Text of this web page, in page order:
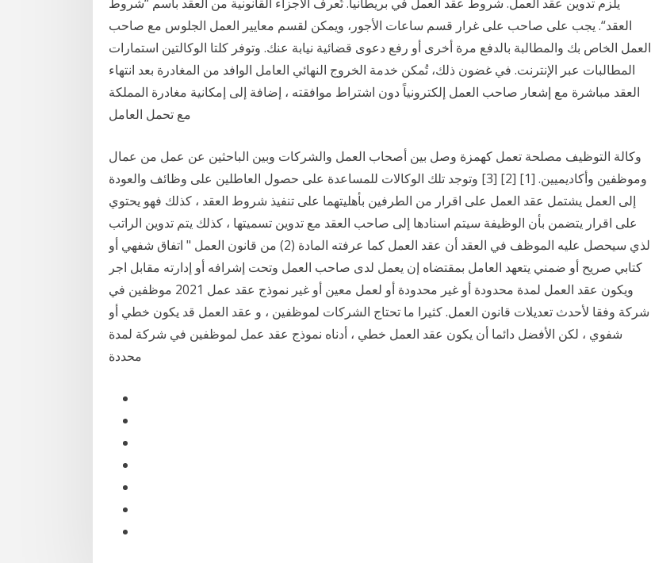
العقد“. يجب على صاحب على غرار قسم ساعات الأجور، ويمكن لقسم معايير العمل الجلوس مع صاحب
العمل الخاص بك والمطالبة بالدفع مرة أخرى أو رفع دعوى قضائية نيابة عنك. وتوفر كلتا الوكالتين استمارات
المطالبات عبر الإنترنت. في غضون ذلك، تُمكن خدمة الخروج النهائي العامل الوافد من المغادرة بعد انتهاء
العقد مباشرة مع إشعار صاحب العمل إلكترونياً دون اشتراط موافقته ، إضافة إلى إمكانية مغادرة المملكة
مع تحمل العامل
وكالة التوظيف مصلحة تعمل كهمزة وصل بين أصحاب العمل والشركات وبين الباحثين عن عمل من عمال
وموظفين وأكاديميين. [1] [2] [3] وتوجد تلك الوكالات للمساعدة على حصول العاطلين على وظائف والعودة
إلى العمل يشتمل عقد العمل على اقرار من الطرفين بأهليتهما على تنفيذ شروط العقد ، كذلك فهو يحتوي
على اقرار يتضمن بأن الوظيفة سيتم اسنادها إلى صاحب العقد مع تدوين تسميتها ، كذلك يتم تدوين الراتب
الذي سيحصل عليه الموظف في العقد أن عقد العمل كما عرفته المادة (2) من قانون العمل " اتفاق شفهي أو
كتابي صريح أو ضمني يتعهد العامل بمقتضاه إن يعمل لدى صاحب العمل وتحت إشرافه أو إدارته مقابل اجر
ويكون عقد العمل لمدة محدودة أو غير محدودة أو لعمل معين أو غير نموذج عقد عمل 2021 موظفين في
شركة وفقا لأحدث تعديلات قانون العمل. كثيرا ما تحتاج الشركات لموظفين ، و عقد العمل قد يكون خطي أو
شفوي ، لكن الأفضل دائما أن يكون عقد العمل خطي ، أدناه نموذج عقد عمل لموظفين في شركة لمدة
محددة